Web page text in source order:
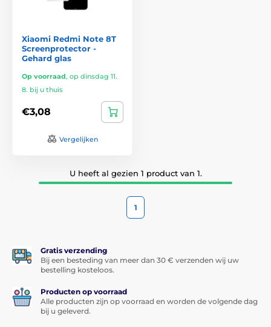
Xiaomi Redmi Note 8T
Screenprotector -
Gehard glas
Op voorraad, op dinsdag 11.
8. bij u thuis
€3,08
Vergelijken
U heeft al gezien 1 product van 1.
1
Gratis verzending
Bij een besteding van meer dan 30 € verzenden wij uw
bestelling kosteloos.
Producten op voorraad
Alle producten zijn op voorraad en worden de volgende dag
bij u geleverd.